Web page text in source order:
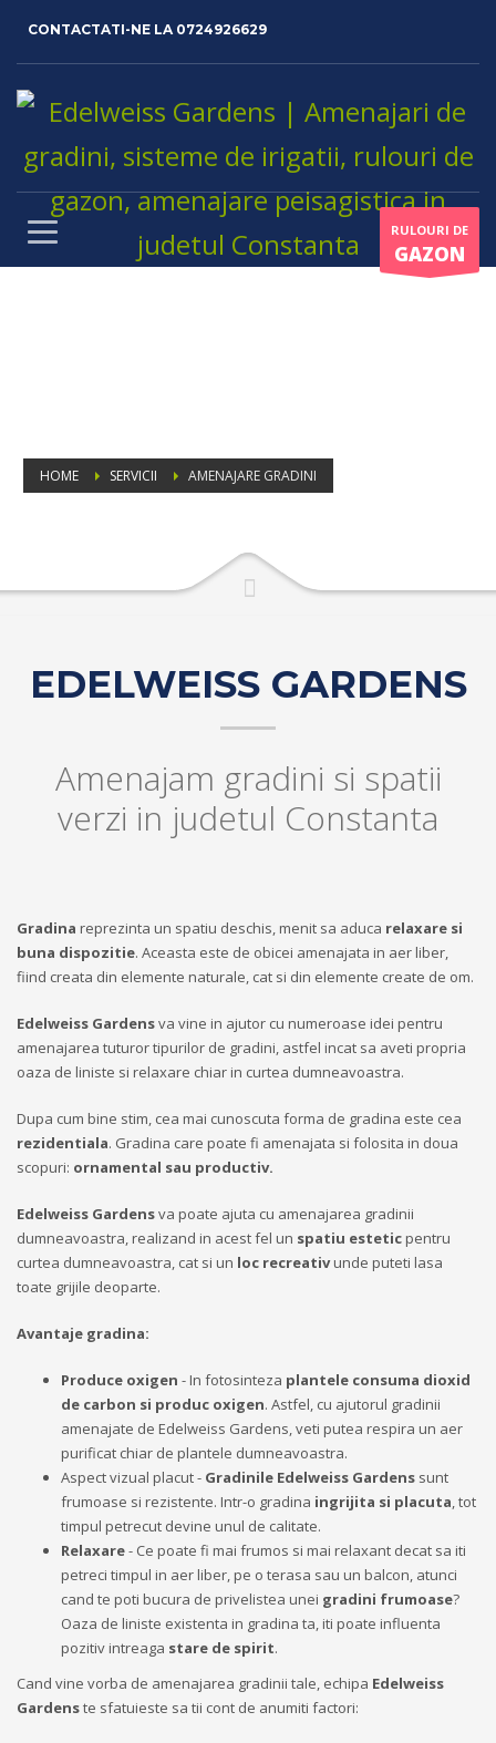
CONTACTATI-NE LA0724926629
RULOURI DE
GAZON
HOME SERVICII AMENAJARE GRADINI
EDELWEISS GARDENS
Amenajam gradini si spatii
verzi in judetul Constanta
Gradina reprezinta un spatiu deschis, menit sa aduca relaxare si
buna dispozitie. Aceasta este de obicei amenajata in aer liber,
fiind creata din elemente naturale, cat si din elemente create de om.
Edelweiss Gardensva vine in ajutor cu numeroase idei pentru
amenajarea tuturor tipurilor de gradini, astfel incat sa aveti propria
oaza de liniste si relaxare chiar in curtea dumneavoastra.
Dupa cum bine stim, cea mai cunoscuta forma de gradina este cea
rezidentiala. Gradina care poate fi amenajata si folosita in doua
scopuri: ornamental sau productiv.
Edelweiss Gardensva poate ajuta cu amenajarea gradinii
dumneavoastra, realizand in acest fel un spatiu esteticpentru
curtea dumneavoastra, cat si un loc recreativunde puteti lasa
toate grijile deoparte.
Avantaje gradina:
Produce oxigen - In fotosinteza plantele consuma dioxid
de carbon si produc oxigen. Astfel, cu ajutorul gradinii
amenajate de Edelweiss Gardens, veti putea respira un aer
purificat chiar de plantele dumneavoastra.
Aspect vizual placut - Gradinile Edelweiss Gardens sunt
frumoase si rezistente. Intr-o gradina ingrijita si placuta, tot
timpul petrecut devine unul de calitate.
Relaxare- Ce poate fi mai frumos si mai relaxant decat sa iti
petreci timpul in aer liber, pe o terasa sau un balcon, atunci
cand te poti bucura de privelistea unei gradini frumoase?
Oaza de liniste existenta in gradina ta, iti poate influenta
pozitiv intreaga stare de spirit.
Cand vine vorba de amenajarea gradinii tale, echipa Edelweiss
Gardenste sfatuieste sa tii cont de anumiti factori: